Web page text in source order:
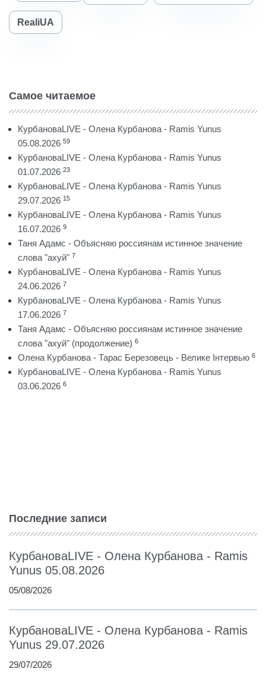
RealiUA
Самое читаемое
КурбановаLIVE - Олена Курбанова - Ramis Yunus
05.08.2026 59
КурбановаLIVE - Олена Курбанова - Ramis Yunus
01.07.2026 23
КурбановаLIVE - Олена Курбанова - Ramis Yunus
29.07.2026 15
КурбановаLIVE - Олена Курбанова - Ramis Yunus
16.07.2026 9
Таня Адамс - Объясняю россиянам истинное значение
слова "ахуй" 7
КурбановаLIVE - Олена Курбанова - Ramis Yunus
24.06.2026 7
КурбановаLIVE - Олена Курбанова - Ramis Yunus
17.06.2026 7
Таня Адамс - Объясняю россиянам истинное значение
слова "ахуй" (продолжение) 6
Олена Курбанова - Тарас Березовець - Велике Інтервью 6
КурбановаLIVE - Олена Курбанова - Ramis Yunus
03.06.2026 6
Последние записи
КурбановаLIVE - Олена Курбанова - Ramis
Yunus 05.08.2026
05/08/2026
КурбановаLIVE - Олена Курбанова - Ramis
Yunus 29.07.2026
29/07/2026